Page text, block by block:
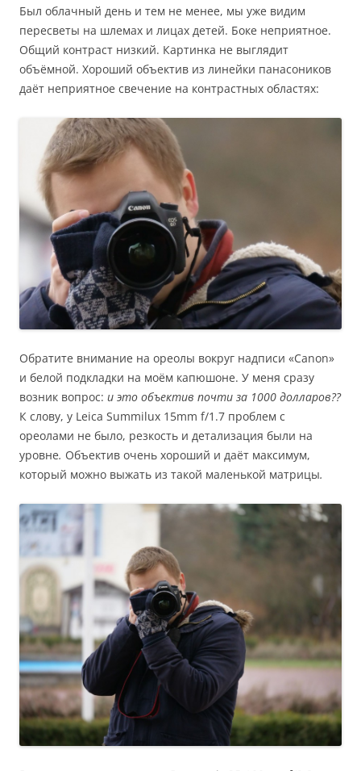
Был облачный день и тем не менее, мы уже видим
пересветы на шлемах и лицах детей. Боке неприятное.
Общий контраст низкий. Картинка не выглядит
объёмной. Хороший объектив из линейки панасоников
даёт неприятное свечение на контрастных областях:
Обратите внимание на ореолы вокруг надписи «Canon»
и белой подкладки на моём капюшоне. У меня сразу
возник вопрос: и это объектив почти за 1000 долларов??
К слову, у Leica Summilux 15mm f/1.7 проблем с
ореолами не было, резкость и детализация были на
уровне. Объектив очень хороший и даёт максимум,
который можно выжать из такой маленькой матрицы.